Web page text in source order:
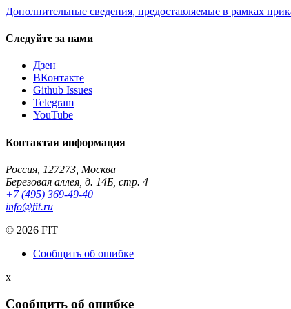
Дополнительные сведения, предоставляемые в рамках
Следуйте за нами
Дзен
ВКонтакте
Github Issues
Telegram
YouTube
Контактая информация
Россия, 127273, Москва
Березовая аллея, д. 14Б, стр. 4
+7 (495) 369-49-40
info@fit.ru
© 2026 FIT
Сообщить об ошибке
x
Сообщить об ошибке